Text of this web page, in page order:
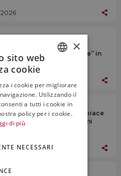
Valtellina” a Sondrio alle
Chianti Classico Experience” in
canzoni e bere vino, mi piace
addio a Francesco Guccini
ENGLISH
×
sito web
cookie
i cookie per migliorare
Utilizzando il
a tutti i cookie in
policy per i cookie.
di più
NECESSARI